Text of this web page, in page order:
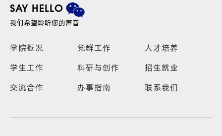
SAY HELLO
我们希望聆听您的声音
学院概况 党群工作
人才培养
学生工作
科研与创作
招生就业
交流合作
办事指南 联系我们